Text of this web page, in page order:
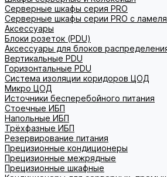
Серверные шкафы серия PRO
Серверные шкафы серии PRO с
Аксессуары
Блоки розеток (PDU)
Аксессуары для блоков
Вертикальные PDU
Горизонтальные PDU
Система изоляции коридоров ЦОД
Микро ЦОД
Источники бесперебойного питания
Стоечные ИБП
Напольные ИБП
Трёхфазные ИБП
Резервирование питания
Прецизионные кондиционеры
Прецизионные межрядные
Прецизионные шкафные